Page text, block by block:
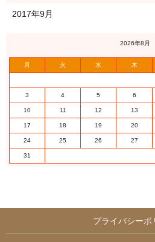
2017年9月
2026年8月
月 火 水 木
3 4 5 6
10 11 12 13
17 18 19 20
24 25 26 27
31
プライバシーポ